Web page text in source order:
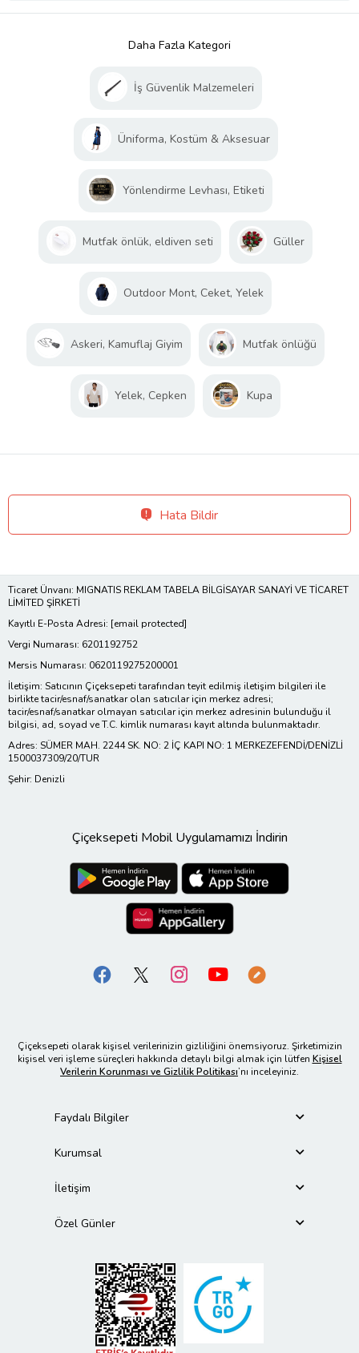
Daha Fazla Kategori
İş Güvenlik Malzemeleri
Üniforma, Kostüm & Aksesuar
Yönlendirme Levhası, Etiketi
Mutfak önlük, eldiven seti Güller
Outdoor Mont, Ceket, Yelek
Askeri, Kamuflaj Giyim Mutfak önlüğü
Yelek, Cepken Kupa
Hata Bildir
Ticaret Ünvanı: MIGNATIS REKLAM TABELA BİLGİSAYAR SANAYİ VE TİCARET
LİMİTED ŞİRKETİ
Kayıtlı E-Posta Adresi: [email protected]
Vergi Numarası: 6201192752
Mersis Numarası: 0620119275200001
İletişim: Satıcının Çiçeksepeti tarafından teyit edilmiş iletişim bilgileri ile
birlikte tacir/esnaf/sanatkar olan satıcılar için merkez adresi;
tacir/esnaf/sanatkar olmayan satıcılar için merkez adresinin bulunduğu il
bilgisi, ad, soyad ve T.C. kimlik numarası kayıt altında bulunmaktadır.
Adres: SÜMER MAH. 2244 SK. NO: 2 İÇ KAPI NO: 1 MERKEZEFENDİ/DENİZLİ
1500037309/20/TUR
Şehir: Denizli
Çiçeksepeti Mobil Uygulamamızı İndirin
Çiçeksepeti olarak kişisel verilerinizin gizliliğini önemsiyoruz. Şirketimizin
kişisel veri işleme süreçleri hakkında detaylı bilgi almak için lütfen Kişisel
Verilerin Korunması ve Gizlilik Politikası’nı inceleyiniz.
Faydalı Bilgiler
Kurumsal
İletişim
Özel Günler